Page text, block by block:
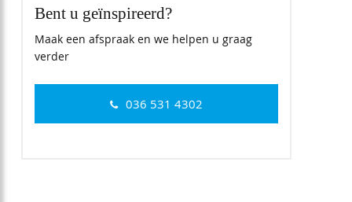
Bent u geïnspireerd?
Maak een afspraak en we helpen u graag
verder
036 531 4302